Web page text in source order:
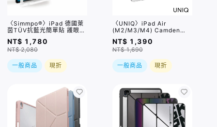
〈Simmpo®〉iPad 德國萊
茵TÜV抗藍光簡單貼 護眼透
明版 / 多種規格
NT$ 1,780
NT$ 2,080
一般商品 現折
〈UNIQ〉iPad Air
(M2/M3/M4) Camden
Click 磁吸設計帶筆槽多功
能極簡透明保護套 / 四色,兩
種尺寸
NT$ 1,390
NT$ 1,690
一般商品 現折